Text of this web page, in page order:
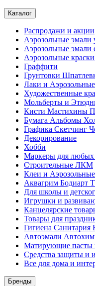
Каталог
Распродажи и акции
Аэрозольные эмали
Аэрозольные эмали
Аэрозольные
Граффити
Грунтовки
Лаки и
Художественные
Мольберты и
Кисти Мастихины
Бумага Альбомы
Графика Скетчинг
Декорирование
Хобби
Маркеры для любых
Строительные ЛКМ
Клеи и
Аквагрим Бодиарт
Для школы и
Игрушки и
Канцелярские
Товары для
Гигиена Санитария
Автоэмали
Матирующие пасты
Средства защиты и
Все для дома и
Бренды